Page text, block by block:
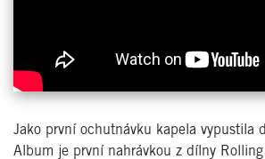
Jako první ochutnávku kapela vypustila
Album je první nahrávkou z dílny